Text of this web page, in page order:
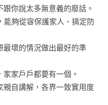
你說太多無意義的廢話。
夠從容保護家人、搞定防
壞的情況做出最好的準
家戶戶都要有一個。
自講解，各界一致實用度